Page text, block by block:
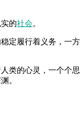
的社会。
定履行着义务，一方
类的心灵，一个个思
。